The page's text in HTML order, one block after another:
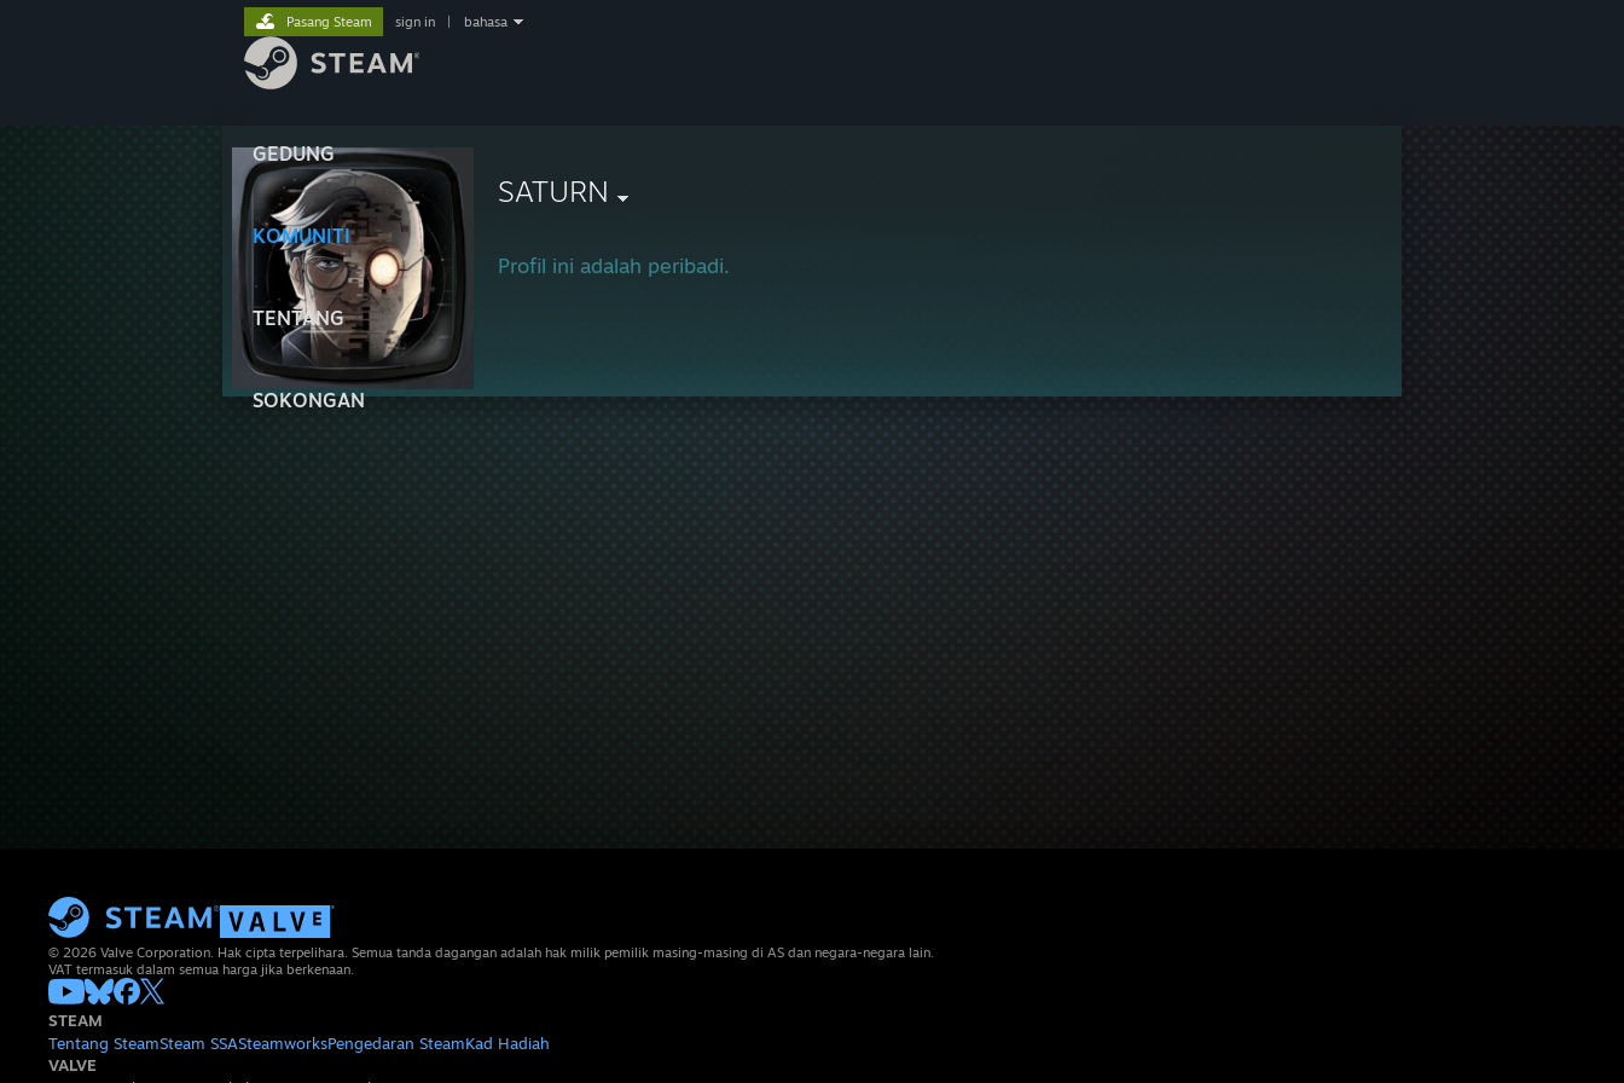
GEDUNG
KOMUNITI
TENTANG
SOKONGAN
Pasang Steam sign in bahasa
SATURN
Profil ini adalah peribadi.
© 2026 Valve Corporation. Hak cipta terpelihara. Semua tanda dagangan adalah hak milik pemilik masing-masing di AS dan negara-negara lain.
VAT termasuk dalam semua harga jika berkenaan.
STEAM
Tentang SteamSteam SSASteamworksPengedaran SteamKad Hadiah
VALVE